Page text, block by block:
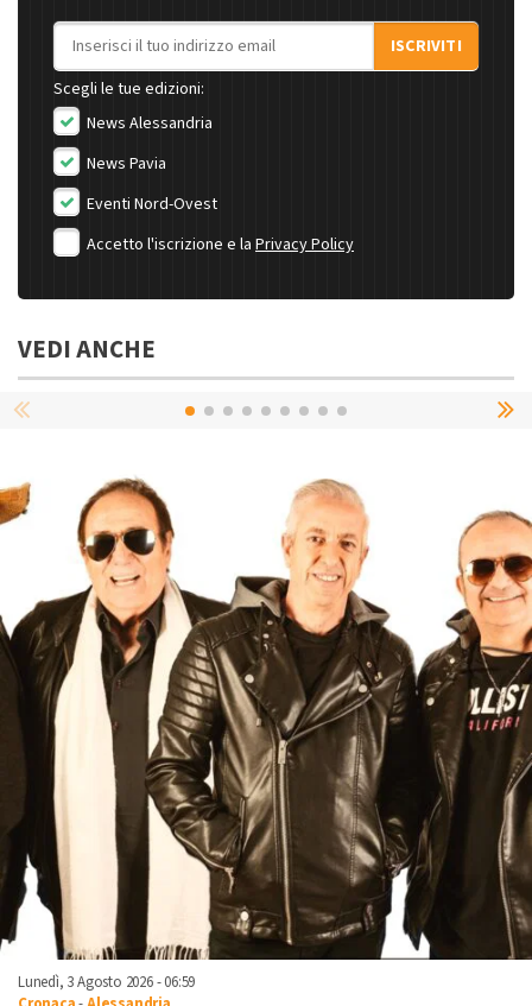
Indirizzo email
ISCRIVITI
Scegli le tue edizioni:
News Alessandria
News Pavia
Eventi Nord-Ovest
Accetto l'iscrizione e la Privacy Policy
VEDI ANCHE
Lunedì, 3 Agosto 2026 - 06:59